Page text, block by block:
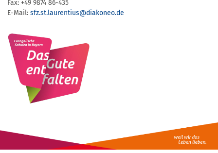
Fax: +49 9874 86-435
E-Mail: sfz.st.laurentius​@​diakoneo.de